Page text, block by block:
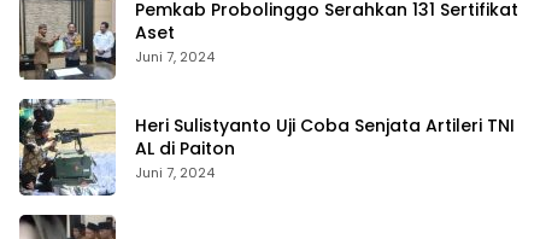
Pemkab Probolinggo Serahkan 131 Sertifikat
Aset
Juni 7, 2024
Heri Sulistyanto Uji Coba Senjata Artileri TNI
AL di Paiton
Juni 7, 2024